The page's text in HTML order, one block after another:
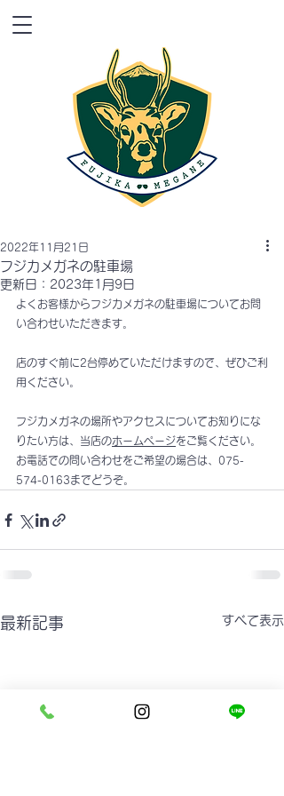
フジカメガネの駐車場
2022年11月21日
更新日： 2023年1月9日
よくお客様からフジカメガネの駐車場についてお問
い合わせいただきます。
店のすぐ前に2台停めていただけますので、ぜひご利
用ください。
フジカメガネの場所やアクセスについてお知りにな
りたい方は、当店のホームページをご覧ください。
お電話での問い合わせをご希望の場合は、075-
574-0163までどうぞ。
最新記事 すべて表示